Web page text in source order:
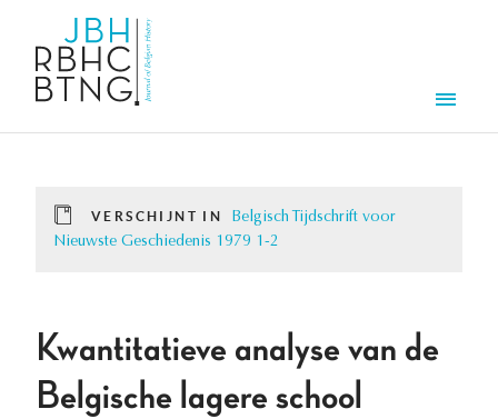
VERSCHIJNT IN
Belgisch Tijdschrift voor
Nieuwste Geschiedenis 1979 1-2
Kwantitatieve analyse van de
Belgische lagere school